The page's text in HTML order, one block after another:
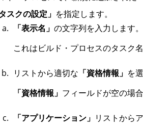
スクの設定」 を指定します。
「表示名」 の文字列を入力します。
これはビルド・プロセスのタスク名
リストから適切な 「資格情報」 を
「資格情報」 フィールドが空の場合
「アプリケーション」 リストから